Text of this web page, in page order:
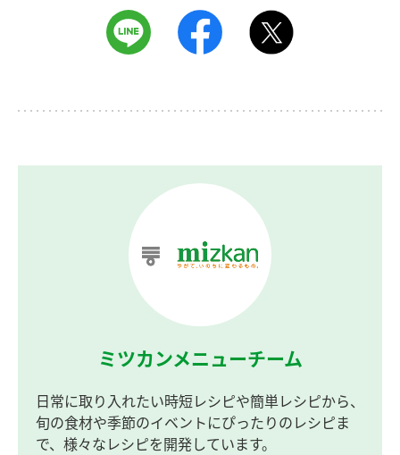
ミツカンメニューチーム
日常に取り入れたい時短レシピや簡単レシピから、
旬の食材や季節のイベントにぴったりのレシピま
で、様々なレシピを開発しています。